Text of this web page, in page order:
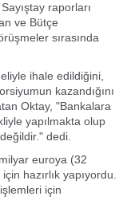
raporları
ve Bütçe
sırasında
ihale edildiğini,
kazandığını
Oktay, "Bankalara
yapılmakta olup
dedi.
euroya (32
hazırlık yapıyordu.
için